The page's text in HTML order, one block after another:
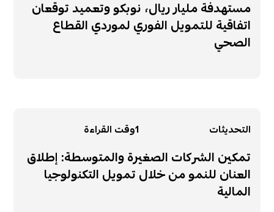
مستهدفة مليار ريال، نوبكو وتعميد توقعان
اتفاقية للتمويل الفوري لموردي القطاع
الصحي
التحديثات 1وقت القراءة
تمكين الشركات الصغيرة والمتوسطة: إطلاق
العنان للنمو من خلال تمويل التكنولوجيا
المالية